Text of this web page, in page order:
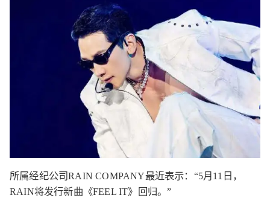
所属经纪公司RAIN COMPANY最近表示：“5月11日，
RAIN将发行新曲《FEEL IT》回归。”